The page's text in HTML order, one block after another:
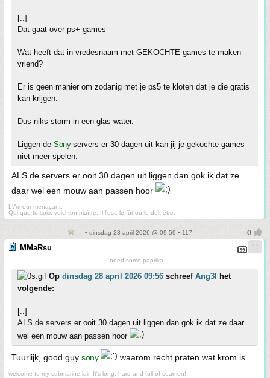
[..]
Dat gaat over ps+ games
Wat heeft dat in vredesnaam met GEKOCHTE games te maken
vriend?
Er is geen manier om zodanig met je ps5 te kloten dat je die gratis
kan krijgen.
Dus niks storm in een glas water.
Liggen de Sonyservers er 30 dagen uit kan jij je gekochte games
niet meer spelen.
ALS de servers er ooit 30 dagen uit liggen dan gok ik dat ze
daar wel een mouw aan passen hoor
L'Amour menaçant:
Qui que tu sois, voici ton maître. Il l'est, le fût ou le doit être.
• dinsdag 28 april 2026 @ 09:59 • 117
MMaRsu
I need some paprika
Op dinsdag 28 april 2026 09:56 schreef Ang3l
het
volgende:
[..]
ALS de servers er ooit 30 dagen uit liggen dan gok ik dat ze daar
wel een mouw aan passen hoor
Tuurlijk,.good guy sony waarom recht praten wat krom is
welcome to my submarine lair. It's long, hard and full of seamen!